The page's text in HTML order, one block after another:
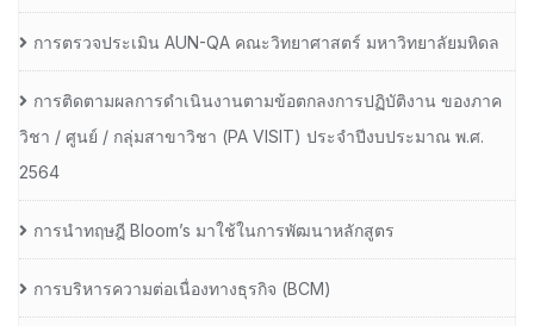
การตรวจประเมิน AUN-QA คณะวิทยาศาสตร์ มหาวิทยาลัยมหิดล
การติดตามผลการดำเนินงานตามข้อตกลงการปฏิบัติงาน ของภาค
วิชา / ศูนย์ / กลุ่มสาขาวิชา (PA VISIT) ประจำปีงบประมาณ พ.ศ.​
2564
การนำทฤษฎี Bloom’s มาใช้ในการพัฒนาหลักสูตร
การบริหารความต่อเนื่องทางธุรกิจ (BCM)